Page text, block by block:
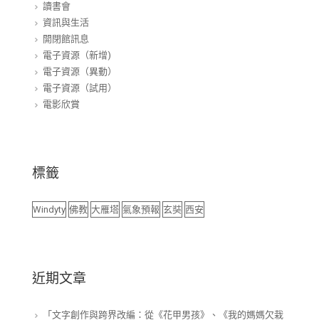
讀書會
資訊與生活
開閉館訊息
電子資源（新增)
電子資源（異動）
電子資源（試用）
電影欣賞
標籤
Windyty 佛教 大雁塔 氣象預報 玄奘 西安
近期文章
「文字創作與跨界改編：從《花甲男孩》、《我的媽媽欠栽